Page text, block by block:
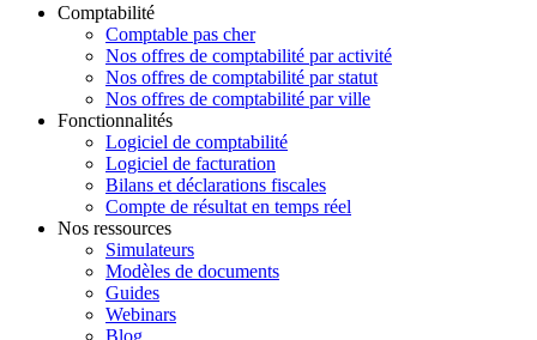
Comptabilité
Comptable pas cher
Nos offres de comptabilité par activité
Nos offres de comptabilité par statut
Nos offres de comptabilité par ville
Fonctionnalités
Logiciel de comptabilité
Logiciel de facturation
Bilans et déclarations fiscales
Compte de résultat en temps réel
Nos ressources
Simulateurs
Modèles de documents
Guides
Webinars
Blog